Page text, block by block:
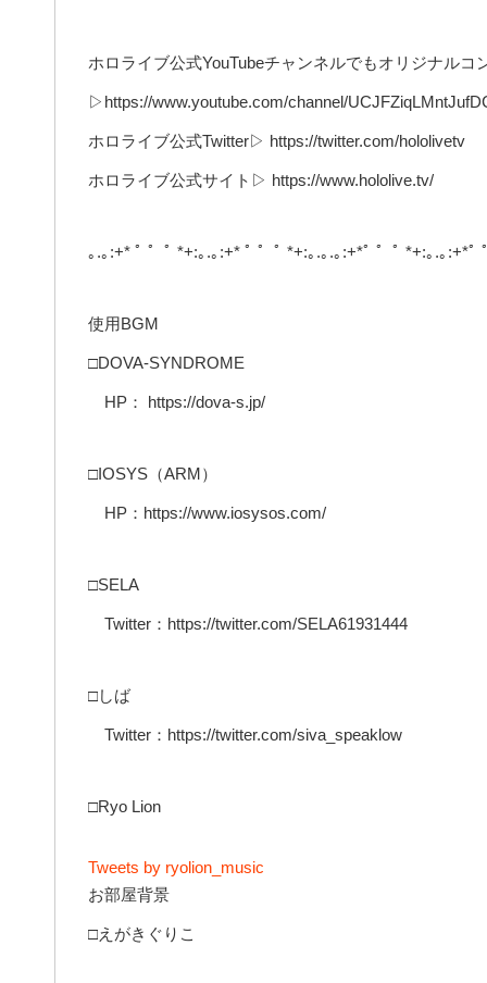
ホロライブ公式YouTubeチャンネルでもオリジナルコ
▷https://www.youtube.com/channel/
ホロライブ公式Twitter▷ https://twitter.com/hololivetv
ホロライブ公式サイト▷ https://www.hololive.tv/
｡.｡:+* ﾟ ゜ﾟ *+:｡.｡:+* ﾟ ゜ﾟ *+:｡.｡.｡:+*ﾟ ゜ﾟ *+:｡.｡:+*ﾟ
使用BGM
□DOVA-SYNDROME
HP： https://dova-s.jp/
□IOSYS（ARM）
HP：https://www.iosysos.com/
□SELA
Twitter：https://twitter.com/SELA61931444
□しば
Twitter：https://twitter.com/siva_speaklow
□Ryo Lion
Tweets by ryolion_music
お部屋背景
□えがきぐりこ